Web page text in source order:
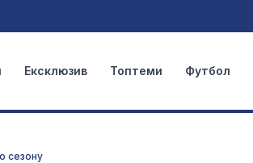
Ексклюзив Топтеми Футбол
сезону